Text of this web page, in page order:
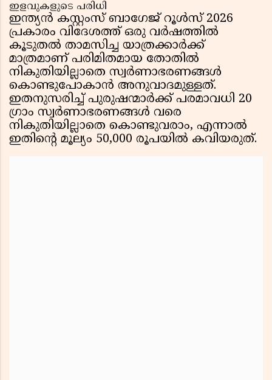
ഇളവുകളുടെ പരിധി
ഇന്ത്യൻ കസ്റ്റംസ് ബാഗേജ് റൂൾസ് 2026
പ്രകാരം വിദേശത്ത് ഒരു വർഷത്തിൽ
കൂടുതൽ താമസിച്ച യാത്രക്കാർക്ക്
മാത്രമാണ് പരിമിതമായ തോതിൽ
നികുതിയില്ലാതെ സ്വർണാഭരണങ്ങൾ
കൊണ്ടുപോകാൻ അനുവാദമുള്ളത്.
ഇതനുസരിച്ച് പുരുഷന്മാർക്ക് പരമാവധി 20
ഗ്രാം സ്വർണാഭരണങ്ങൾ വരെ
നികുതിയില്ലാതെ കൊണ്ടുവരാം, എന്നാൽ
ഇതിന്റെ മൂല്യം 50,000 രൂപയിൽ കവിയരുത്.